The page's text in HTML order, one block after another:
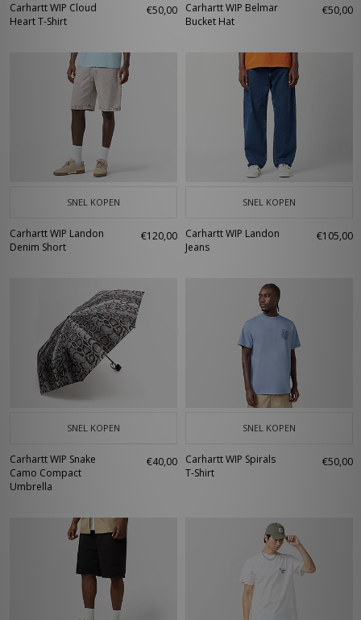
Carhartt WIP Cloud
Heart T-Shirt
€50,00
Carhartt WIP Belmar
Bucket Hat
€50,00
SNEL KOPEN
Carhartt WIP Landon
Denim Short
€120,00
SNEL KOPEN
Carhartt WIP Landon
Jeans
€105,00
SNEL KOPEN
Carhartt WIP Snake
Camo Compact
Umbrella
€40,00
SNEL KOPEN
Carhartt WIP Spirals
T-Shirt
€50,00